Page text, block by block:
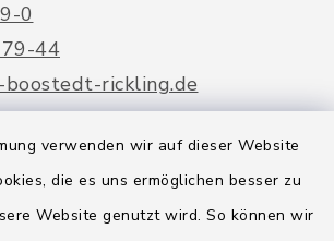
verwenden wir auf dieser Website
die es uns ermöglichen besser zu
Website genutzt wird. So können wir
0
44
boostedt-rickling.de